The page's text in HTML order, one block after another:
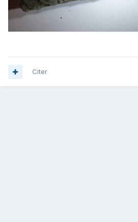
Citer